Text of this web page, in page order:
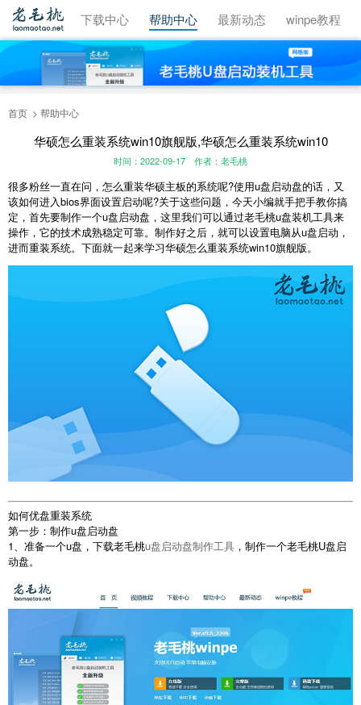
视频教程 下载中心 帮助中心 最新动态 winpe教程
首页 帮助中心
华硕怎么重装系统win10旗舰版,华硕怎么重装系统win10
时间：2022-09-17 作者：老毛桃
很多粉丝一直在问，怎么重装华硕主板的系统呢?使用u盘启动盘的话，又
该如何进入bios界面设置启动呢?关于这些问题，今天小编就手把手教你搞
定，首先要制作一个u盘启动盘，这里我们可以通过老毛桃u盘装机工具来
操作，它的技术成熟稳定可靠。制作好之后，就可以设置电脑从u盘启动，
进而重装系统。下面就一起来学习华硕怎么重装系统win10旗舰版。
如何优盘重装系统
第一步：制作u盘启动盘
1、准备一个u盘，下载老毛桃u盘启动盘制作工具 ，制作一个老毛桃U盘启
动盘。